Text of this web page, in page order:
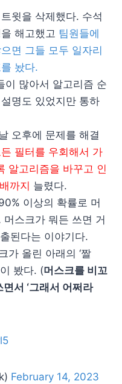
윗을 삭제했다. 수석
해고했고 팀원들에
면 그들 모두 일자리
놨다.
이 많아서 알고리즘 순
명도 있었지만 통하
오후에 문제를 해결
필터를 우회해서 가
알고리즘을 바꾸고 인
까지 늘렸다.
이상의 확률로 머
스크가 뭐든 쓰면 거
된다는 이야기다.
가 올린 아래의 ‘짤
봤다. (머스크를 비꼬
면서 ‘그래서 어쩌라
February 14, 2023